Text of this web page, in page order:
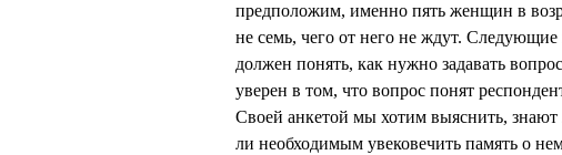
предположим, именно пять женщин в
не семь, чего от него не ждут.
должен понять, как нужно задавать
уверен в том, что вопрос понят
Своей анкетой мы хотим выяснить,
ли необходимым увековечить память о